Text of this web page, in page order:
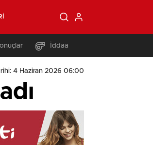
İddaa
4 Haziran 2026 06:00